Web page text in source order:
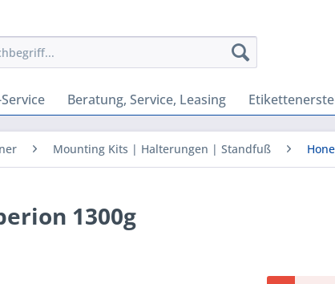
Beratung, Service, Leasing
Mounting Kits | Halterungen | Standfuß
1300g